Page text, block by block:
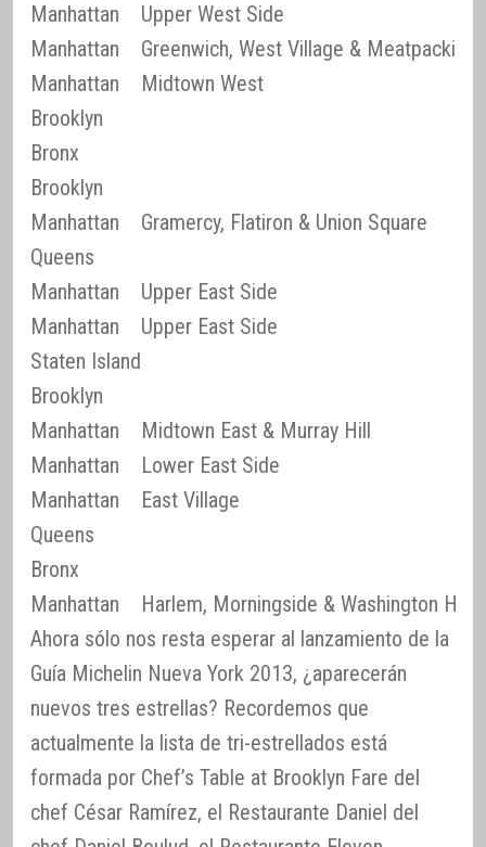
Manhattan
Upper West Side
Manhattan
Greenwich, West Village & Meatpacking
Manhattan
Midtown West
Brooklyn
Bronx
Brooklyn
Manhattan
Gramercy, Flatiron & Union Square
Queens
Manhattan
Upper East Side
Manhattan
Upper East Side
Staten Island
Brooklyn
Manhattan
Midtown East & Murray Hill
Manhattan
Lower East Side
Manhattan
East Village
Queens
Bronx
Manhattan
Harlem, Morningside & Washington
Ahora sólo nos resta esperar al lanzamiento de la
Guía Michelin Nueva York 2013, ¿aparecerán
nuevos tres estrellas? Recordemos que
actualmente la lista de tri-estrellados está
formada por Chef’s Table at Brooklyn Fare del
chef César Ramírez, el Restaurante Daniel del